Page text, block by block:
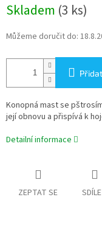
cena:
Skladem (3 ks)
Můžeme doručit do:
Konopná mast se
její obnovu a přispívá k
Detailní informace
ZEPTAT SE